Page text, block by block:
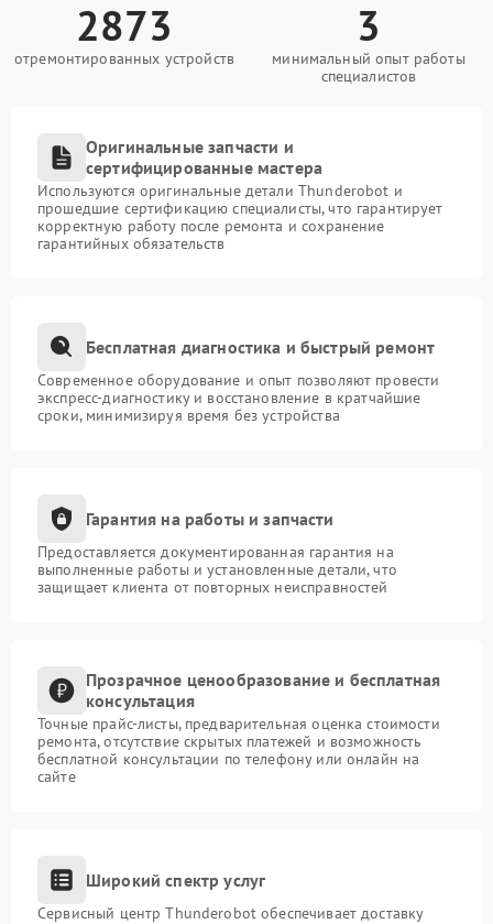
2873
отремонтированных устройств
3
минимальный опыт работы
специалистов
Оригинальные запчасти и
сертифицированные мастера
Используются оригинальные детали Thunderobot и
прошедшие сертификацию специалисты, что гарантирует
корректную работу после ремонта и сохранение
гарантийных обязательств
Бесплатная диагностика и быстрый ремонт
Современное оборудование и опыт позволяют провести
экспресс-диагностику и восстановление в кратчайшие
сроки, минимизируя время без устройства
Гарантия на работы и запчасти
Предоставляется документированная гарантия на
выполненные работы и установленные детали, что
защищает клиента от повторных неисправностей
Прозрачное ценообразование и бесплатная
консультация
Точные прайс-листы, предварительная оценка стоимости
ремонта, отсутствие скрытых платежей и возможность
бесплатной консультации по телефону или онлайн на
сайте
Широкий спектр услуг
Сервисный центр Thunderobot обеспечивает доставку